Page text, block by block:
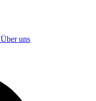
Über uns